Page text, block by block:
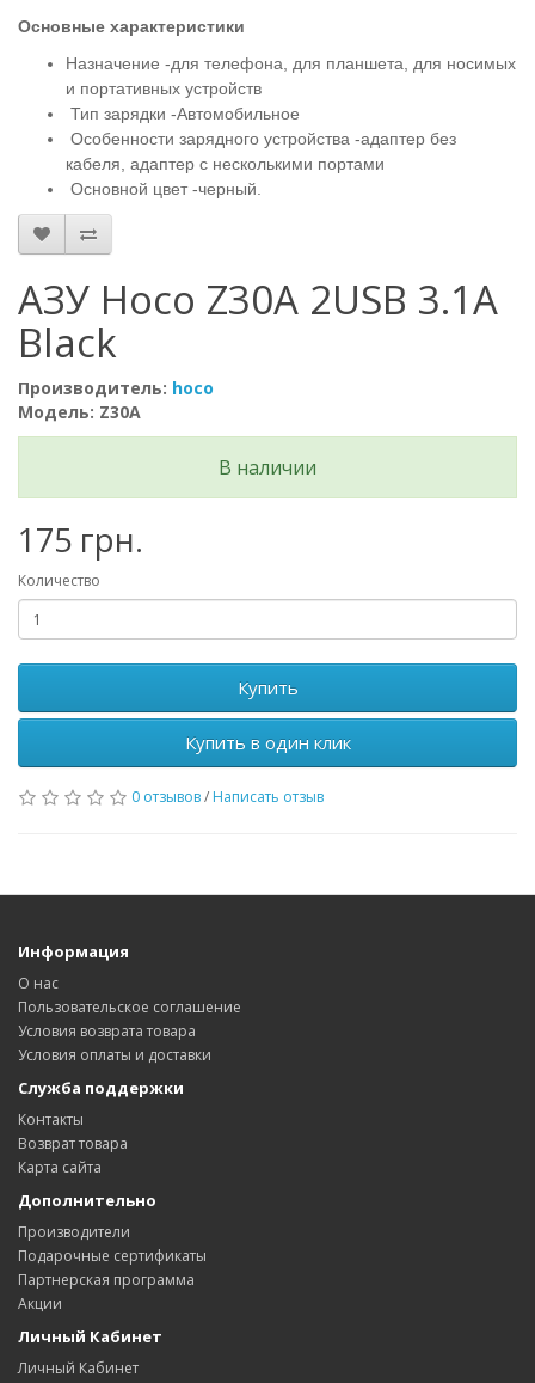
Основные характеристики
Назначение -для телефона, для планшета, для носимых
и портативных устройств
Тип зарядки -Автомобильное
Особенности зарядного устройства -адаптер без
кабеля, адаптер с несколькими портами
Основной цвет -черный.
АЗУ Hoco Z30A 2USB 3.1A
Black
Производитель: hoco
Модель: Z30A
В наличии
175 грн.
Количество
Купить
Купить в один клик
0 отзывов/ Написать отзыв
Информация
О нас
Пользовательское соглашение
Условия возврата товара
Условия оплаты и доставки
Служба поддержки
Контакты
Возврат товара
Карта сайта
Дополнительно
Производители
Подарочные сертификаты
Партнерская программа
Акции
Личный Кабинет
Личный Кабинет